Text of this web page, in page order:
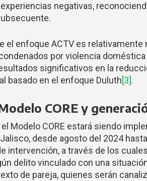
negativas,
el enfoque ACTV es relativamente
por violencia
significativos en la
basado en el enfoque Duluth[3].
CORE y
Modelo CORE estará siendo
desde agosto del 2024
intervención, a través de los
delito vinculado con una
de pareja, quienes serán